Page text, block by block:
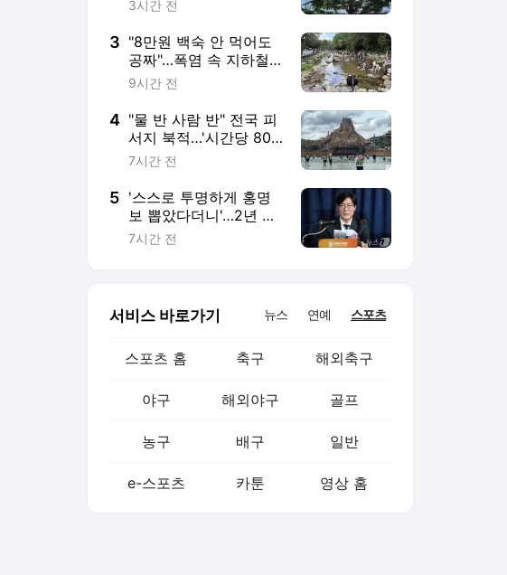
3시간 전
3 "8만원 백숙 안 먹어도
공짜"…폭염 속 지하철
타고 가는 '역세권 계곡'
9시간 전
4 "물 반 사람 반" 전국 피
서지 북적…'시간당 80
㎜' 강원 영동은 입수 금
7시간 전
5 '스스로 투명하게 홍명
보 뽑았다더니'…2년 만
에 말 바꾼 이임생
7시간 전
서비스 바로가기 뉴스 연예 스포츠
스포츠 홈 축구 해외축구
야구 해외야구 골프
농구 배구 일반
e-스포츠 카툰 영상 홈